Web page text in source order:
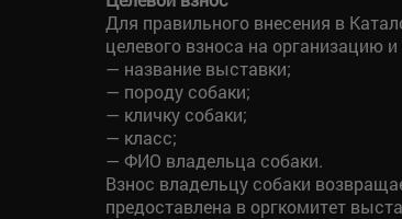
Для правильного внесения в
целевого взноса на организацию
— название выставки;
— породу собаки;
— кличку собаки;
— класс;
— ФИО владельца собаки.
Взнос владельцу собаки
предоставлена в оргкомитет